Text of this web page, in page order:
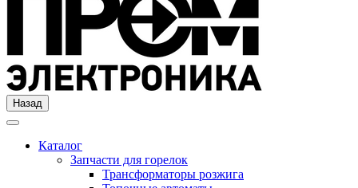
Назад
Каталог
Запчасти для горелок
Трансформаторы розжига